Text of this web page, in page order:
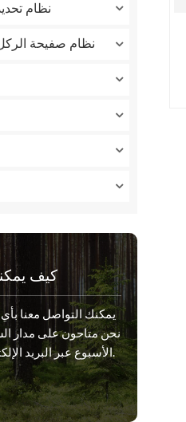
نظام
نظام صفيحة الركل
كيف
يمكنك التواصل معنا
نحن متاحون على مدار
الأسبوع عبر البريد الإلكتروني أو الهاتف.